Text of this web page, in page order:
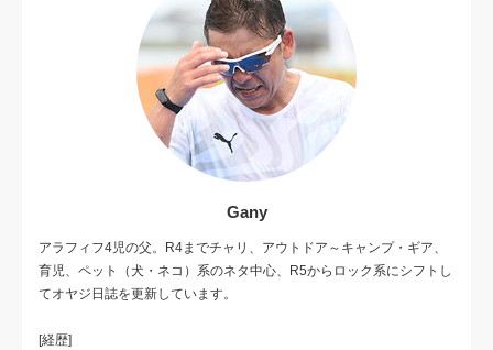
Gany
アラフィフ4児の父。R4までチャリ、アウトドア～キャンプ・ギア、
育児、ペット（犬・ネコ）系のネタ中心、R5からロック系にシフトし
てオヤジ日誌を更新しています。
[経歴]